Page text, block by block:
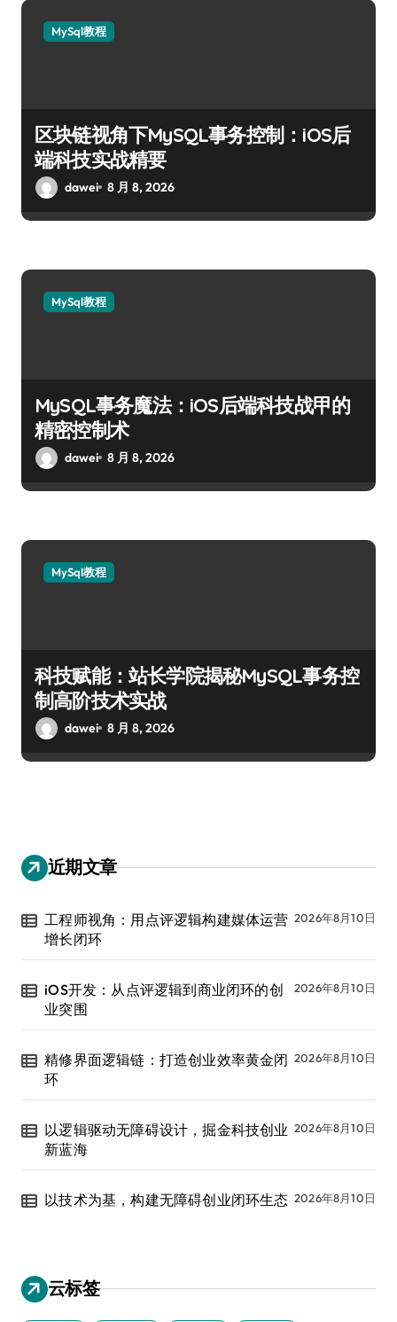
MySql教程
区块链视角下MySQL事务控制：iOS后
端科技实战精要
dawei 8 月 8, 2026
MySql教程
MySQL事务魔法：iOS后端科技战甲的
精密控制术
dawei 8 月 8, 2026
MySql教程
科技赋能：站长学院揭秘MySQL事务控
制高阶技术实战
dawei 8 月 8, 2026
近期文章
工程师视角：用点评逻辑构建媒体运营
增长闭环
2026年8月10日
iOS开发：从点评逻辑到商业闭环的创
业突围
2026年8月10日
精修界面逻辑链：打造创业效率黄金闭
环
2026年8月10日
以逻辑驱动无障碍设计，掘金科技创业
新蓝海
2026年8月10日
以技术为基，构建无障碍创业闭环生态 2026年8月10日
云标签